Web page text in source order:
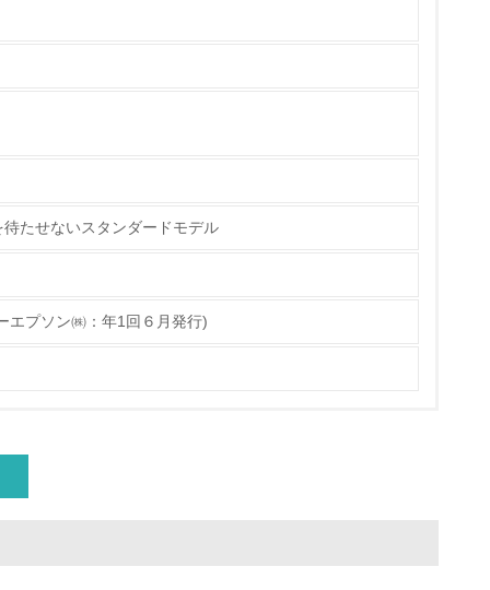
な販売目標や計画を立てている
いる
目標や計画を立てている
たせないスタンダードモデル
エプソン㈱：年1回６月発行)